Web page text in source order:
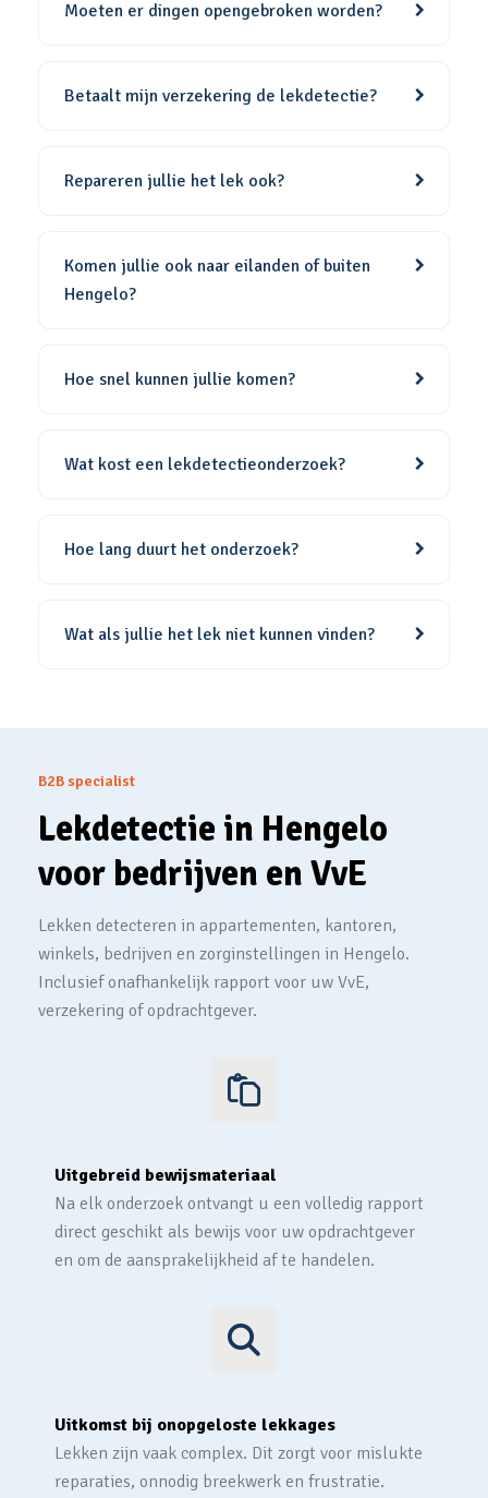
Moeten er dingen opengebroken worden?
Betaalt mijn verzekering de lekdetectie?
Repareren jullie het lek ook?
Komen jullie ook naar eilanden of buiten
Hengelo?
Hoe snel kunnen jullie komen?
Wat kost een lekdetectieonderzoek?
Hoe lang duurt het onderzoek?
Wat als jullie het lek niet kunnen vinden?
B2B specialist
Lekdetectie in Hengelo
voor bedrijven en VvE
Lekken detecteren in appartementen, kantoren,
winkels, bedrijven en zorginstellingen in Hengelo.
Inclusief onafhankelijk rapport voor uw VvE,
verzekering of opdrachtgever.
Uitgebreid bewijsmateriaal
Na elk onderzoek ontvangt u een volledig rapport
direct geschikt als bewijs voor uw opdrachtgever
en om de aansprakelijkheid af te handelen.
Uitkomst bij onopgeloste lekkages
Lekken zijn vaak complex. Dit zorgt voor mislukte
reparaties, onnodig breekwerk en frustratie.